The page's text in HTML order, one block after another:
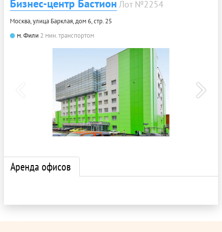
Бизнес-центр Бастион Лот №2254
Москва, улица Барклая, дом 6, стр. 25
м. Фили 2 мин. транспортом
Аренда офисов